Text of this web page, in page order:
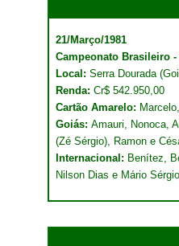
21/Março/1981
Campeonato Brasileiro -
Local: Serra Dourada
Renda: Cr$ 542.950,00
Cartão Amarelo:
Goiás: Amauri, Nonoca,
(Zé Sérgio), Ramon e
Internacional: Benítez,
Nilson Dias e Mário